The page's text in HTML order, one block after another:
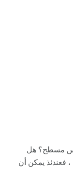
مسطح؟ هل
، فعندئذ يمكن أن